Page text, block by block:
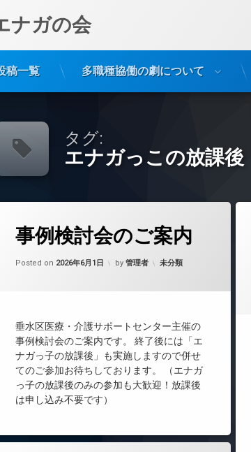
ナガの会
稿一覧 多職種協働の劇について
タグ:
エナガっこの放課後
事例検討会のご案内
Posted on 2026年6月1日 by管理者 カテゴリー:
未分類
垂水区医療・介護サポートセンター主催の
事例検討会のご案内です。 終了後には「エ
ナガっ子の放課後」も実施しますので併せ
てのご参加お待ちしております。 （エナガ
っ子の放課後のみの参加も大歓迎！放課後
は申し込み不要です）
エナガっこの放課後